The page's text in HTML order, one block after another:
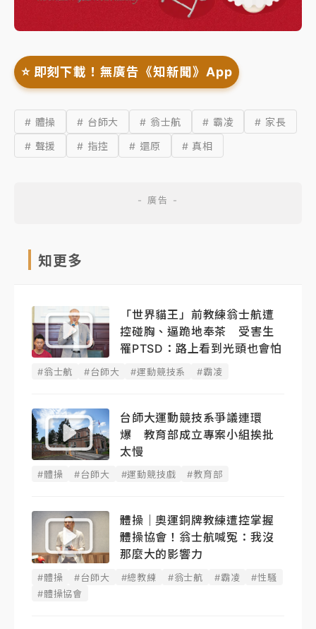
⭐️ 即刻下載！無廣告《知新聞》App
# 體操 # 台師大 # 翁士航 # 霸凌
# 家長
# 聲援
# 指控 # 還原 # 真相
知更多
「世界貓王」前教練翁士航遭
控碰胸、逼跪地奉茶 受害生
罹PTSD：路上看到光頭也會怕
#翁士航 #台師大 #運動競技系 #霸凌
台師大運動競技系爭議連環
爆 教育部成立專案小組挨批
太慢
#體操 #台師大 #運動競技戲 #教育部
體操｜奧運銅牌教練遭控掌握
體操協會！翁士航喊冤：我沒
那麼大的影響力
#體操 #台師大 #總教練 #翁士航 #霸凌
#性騷
#體操協會